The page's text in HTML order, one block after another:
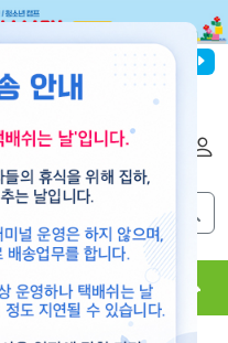
파이디온선교회
현수막 콘텐츠